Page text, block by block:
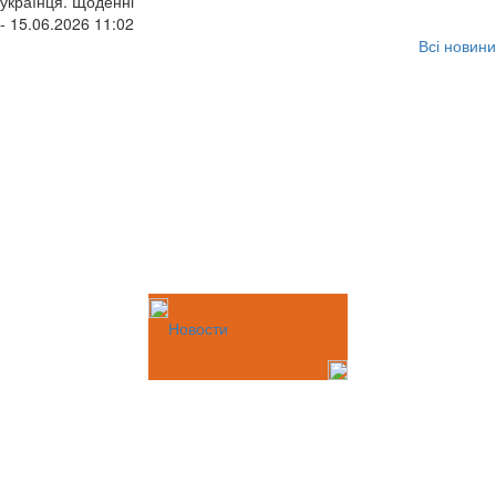
- 15.06.2026 11:02
Всі новини
Новости